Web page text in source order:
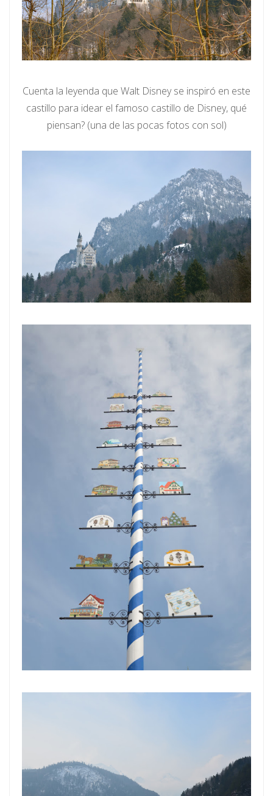
Cuenta la leyenda que Walt Disney se inspiró en este
castillo para idear el famoso castillo de Disney, qué
piensan? (una de las pocas fotos con sol)